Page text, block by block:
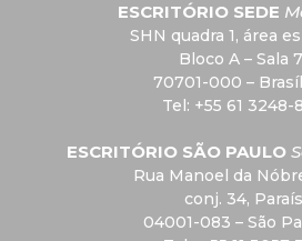
ESCRITÓRIO SEDE
SHN quadra 1, área
Bloco A – Sala
70701-000 –
Tel: +55 61 3248-
ESCRITÓRIO SÃO PAULO
Rua Manoel da
conj. 34,
04001-083 – São